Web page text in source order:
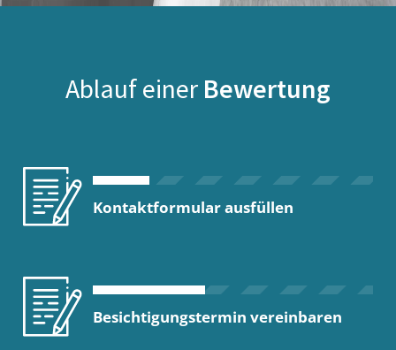
Ablauf einer Bewertung
Kontaktformular ausfüllen
Besichtigungstermin vereinbaren